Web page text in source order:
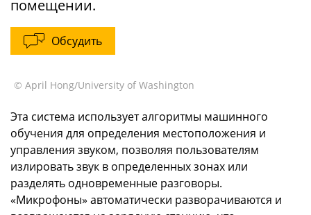
помещении.
Обсудить
© April Hong/University of Washington
Эта система использует алгоритмы машинного
обучения для определения местоположения и
управления звуком, позволяя пользователям
излировать звук в определенных зонах или
разделять одновременные разговоры.
«Микрофоны» автоматически разворачиваются и